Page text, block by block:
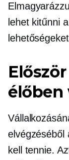
lehet kitűnni
élőben
elvégzéséből
kell tennie.